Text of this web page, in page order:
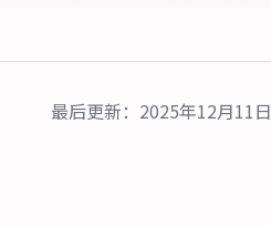
最后更新：2025年12月11日